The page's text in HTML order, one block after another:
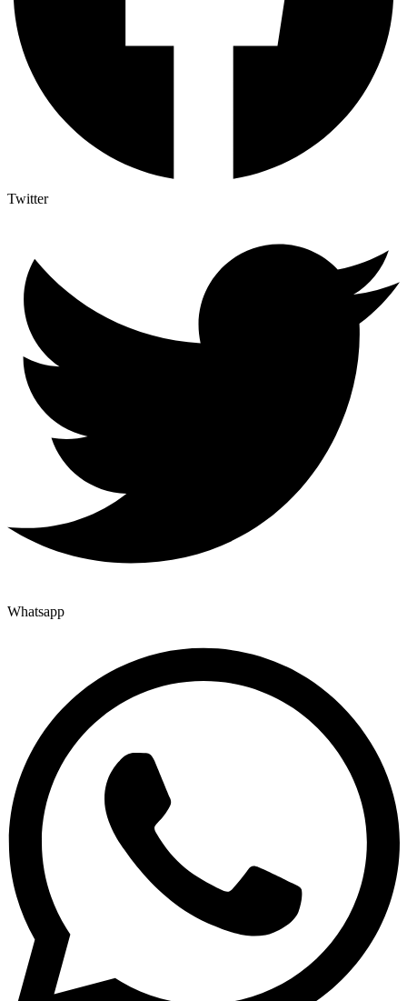
Twitter
Whatsapp